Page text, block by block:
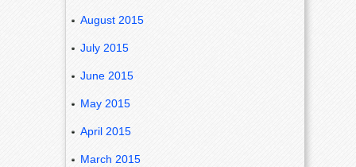
August 2015
July 2015
June 2015
May 2015
April 2015
March 2015